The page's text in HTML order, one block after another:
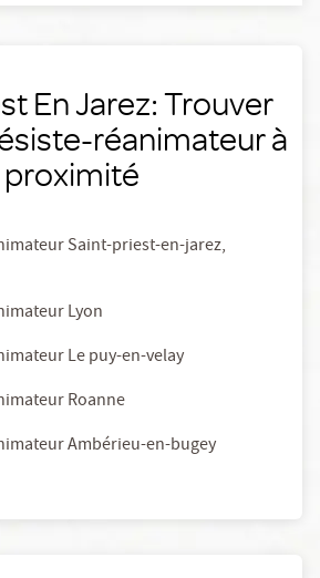
En Jarez: Trouver
réanimateur à
proximité
Saint-priest-en-jarez,
Lyon
Le puy-en-velay
Roanne
Ambérieu-en-bugey